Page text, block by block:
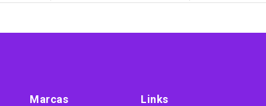
Marcas Links